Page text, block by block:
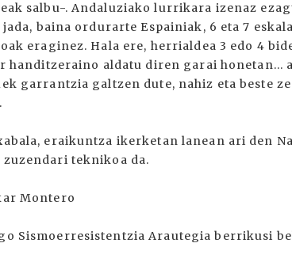
salbu-. Andaluziako lurrikara izenaz
baina ordurarte Espainiak, 6 eta 7
eraginez. Hala ere, herrialdea 3 edo 4
handitzeraino aldatu diren garai honetan...
garrantzia galtzen dute, nahiz eta beste
eraikuntza ikerketan lanean ari den
teknikoa da.
Montero
Sismoerresistentzia Arautegia berrikusi